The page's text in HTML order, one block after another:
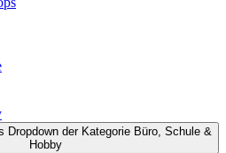
Dropdown der Kategorie Büro, Schule &
Hobby